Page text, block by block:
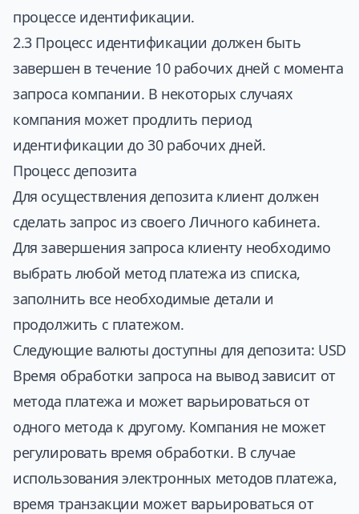
процессе идентификации.
2.3 Процесс идентификации должен быть
завершен в течение 10 рабочих дней с момента
запроса компании. В некоторых случаях
компания может продлить период
идентификации до 30 рабочих дней.
Процесс депозита
Для осуществления депозита клиент должен
сделать запрос из своего Личного кабинета.
Для завершения запроса клиенту необходимо
выбрать любой метод платежа из списка,
заполнить все необходимые детали и
продолжить с платежом.
Следующие валюты доступны для депозита: USD
Время обработки запроса на вывод зависит от
метода платежа и может варьироваться от
одного метода к другому. Компания не может
регулировать время обработки. В случае
использования электронных методов платежа,
время транзакции может варьироваться от